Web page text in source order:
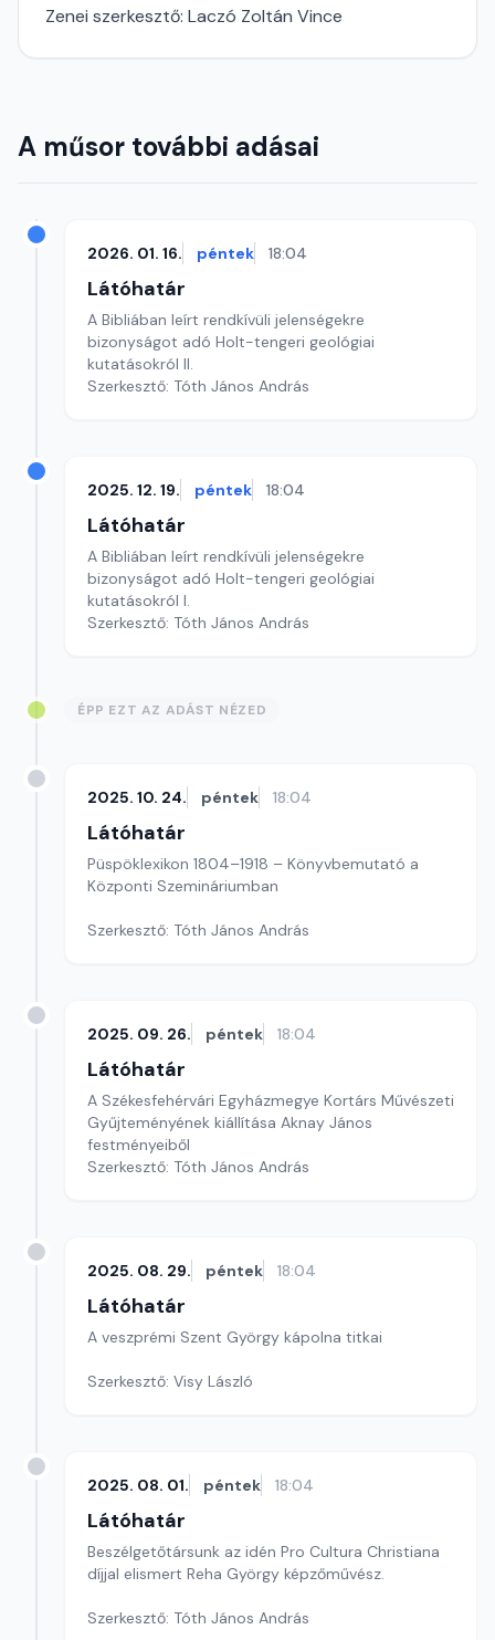
Zenei szerkesztő: Laczó Zoltán Vince
A műsor további adásai
2026. 01. 16. péntek 18:04
Látóhatár
A Bibliában leírt rendkívüli jelenségekre
bizonyságot adó Holt-tengeri geológiai
kutatásokról II.
Szerkesztő: Tóth János András
2025. 12. 19. péntek 18:04
Látóhatár
A Bibliában leírt rendkívüli jelenségekre
bizonyságot adó Holt-tengeri geológiai
kutatásokról I.
Szerkesztő: Tóth János András
ÉPP EZT AZ ADÁST NÉZED
2025. 10. 24. péntek 18:04
Látóhatár
Püspöklexikon 1804–1918 – Könyvbemutató a
Központi Szemináriumban
Szerkesztő: Tóth János András
2025. 09. 26. péntek 18:04
Látóhatár
A Székesfehérvári Egyházmegye Kortárs Művészeti
Gyűjteményének kiállítása Aknay János
festményeiből
Szerkesztő: Tóth János András
2025. 08. 29. péntek 18:04
Látóhatár
A veszprémi Szent György kápolna titkai
Szerkesztő: Visy László
2025. 08. 01. péntek 18:04
Látóhatár
Beszélgetőtársunk az idén Pro Cultura Christiana
díjjal elismert Reha György képzőművész.
Szerkesztő: Tóth János András